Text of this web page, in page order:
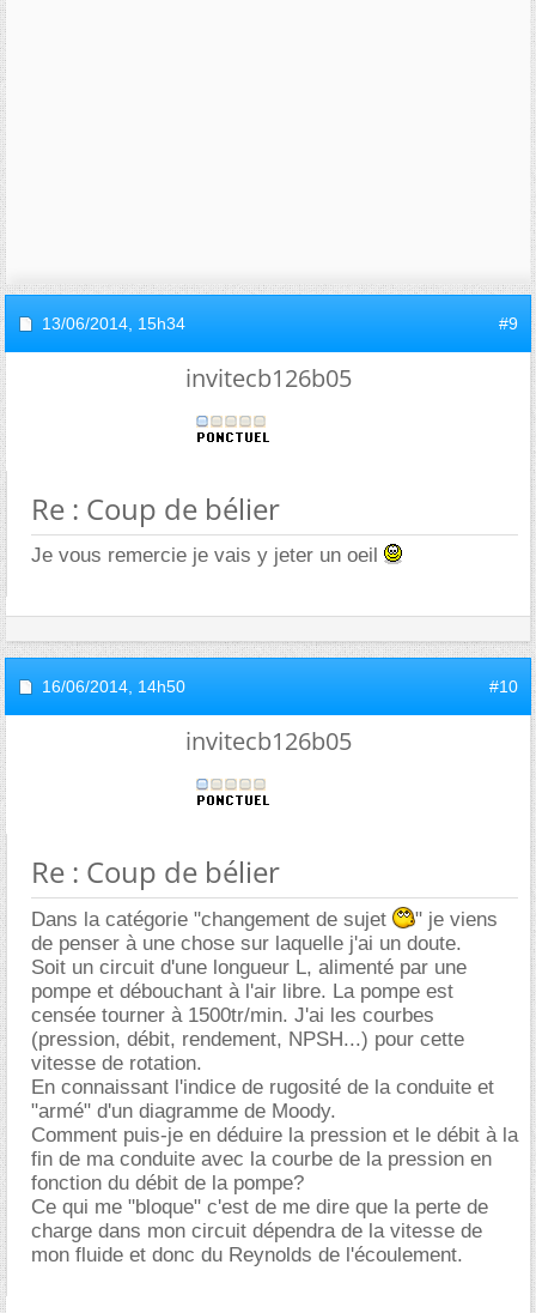
13/06/2014, 15h34 #9
invitecb126b05
Re : Coup de bélier
Je vous remercie je vais y jeter un oeil
16/06/2014, 14h50 #10
invitecb126b05
Re : Coup de bélier
Dans la catégorie "changement de sujet
" je viens
de penser à une chose sur laquelle j'ai un doute.
Soit un circuit d'une longueur L, alimenté par une
pompe et débouchant à l'air libre. La pompe est
censée tourner à 1500tr/min. J'ai les courbes
(pression, débit, rendement, NPSH...) pour cette
vitesse de rotation.
En connaissant l'indice de rugosité de la conduite et
"armé" d'un diagramme de Moody.
Comment puis-je en déduire la pression et le débit à la
fin de ma conduite avec la courbe de la pression en
fonction du débit de la pompe?
Ce qui me "bloque" c'est de me dire que la perte de
charge dans mon circuit dépendra de la vitesse de
mon fluide et donc du Reynolds de l'écoulement.